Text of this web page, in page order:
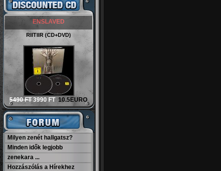
ENSLAVED
RIITIIR (CD+DVD)
5490 FT 3990 FT 10.5EURO
Milyen zenét hallgatsz?
Minden idők legjobb
zenekara ...
Hozzászólás a Hírekhez